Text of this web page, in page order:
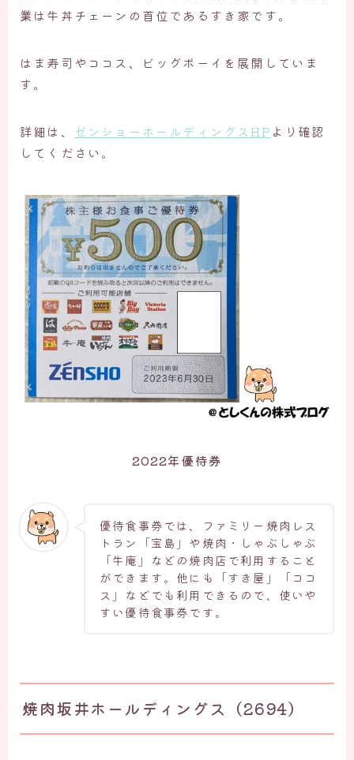
業は牛丼チェーンの首位であるすき家です。
はま寿司やココス、ビッグボーイを展開していま
す。
詳細は、 ゼンショーホールディングスHP より確認
してください。
2022年優待券
優待食事券では、ファミリー焼肉レス
トラン「宝島」や焼肉・しゃぶしゃぶ
「牛庵」などの焼肉店で利用すること
ができます。他にも「すき屋」「ココ
ス」などでも利用できるので、使いや
すい優待食事券です。
焼肉坂井ホールディングス（2694）